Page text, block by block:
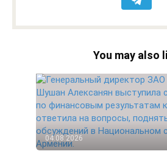
You may also
04.08.2026